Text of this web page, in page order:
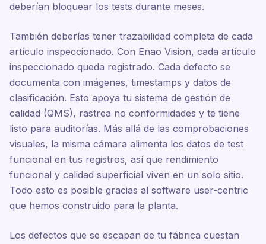
deberían bloquear los tests durante meses.
También deberías tener trazabilidad completa de cada
artículo inspeccionado. Con Enao Vision, cada artículo
inspeccionado queda registrado. Cada defecto se
documenta con imágenes, timestamps y datos de
clasificación. Esto apoya tu sistema de gestión de
calidad (QMS), rastrea no conformidades y te tiene
listo para auditorías. Más allá de las comprobaciones
visuales, la misma cámara alimenta los datos de test
funcional en tus registros, así que rendimiento
funcional y calidad superficial viven en un solo sitio.
Todo esto es posible gracias al software user-centric
que hemos construido para la planta.
Los defectos que se escapan de tu fábrica cuestan